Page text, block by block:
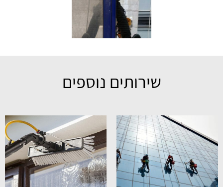
שירותים נוספים